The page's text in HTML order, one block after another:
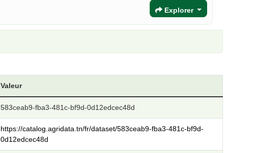
Explorer
Valeur
583ceab9-fba3-481c-bf9d-0d12edcec48d
https://catalog.agridata.tn/fr/dataset/583ceab9-fba3-481c-bf9d-
0d12edcec48d